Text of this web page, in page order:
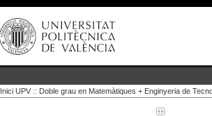
Inici UPV :: Doble grau en Matemàtiques + Enginyeria de